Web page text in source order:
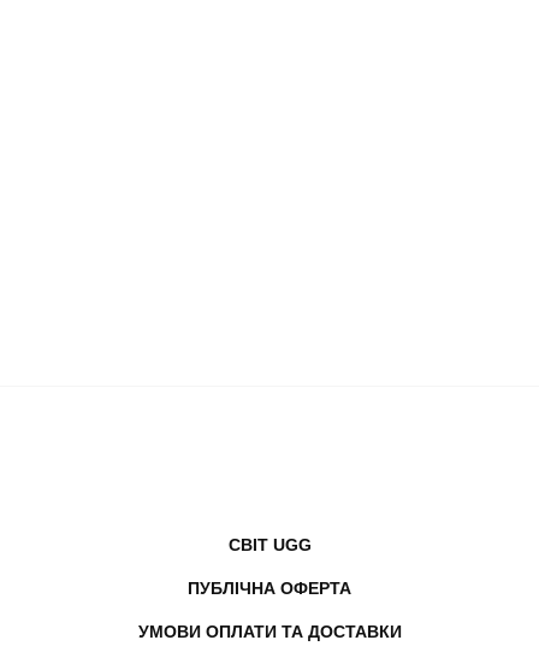
СВІТ UGG
ПУБЛІЧНА ОФЕРТА
УМОВИ ОПЛАТИ ТА ДОСТАВКИ